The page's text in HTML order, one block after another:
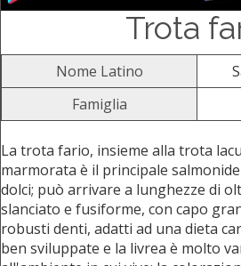
Trota
Nome Latino
Famiglia
La trota fario, insieme alla trota
marmorata è il principale
dolci; può arrivare a lunghezze di
slanciato e fusiforme, con capo
robusti denti, adatti ad una dieta
ben sviluppate e la livrea è molto